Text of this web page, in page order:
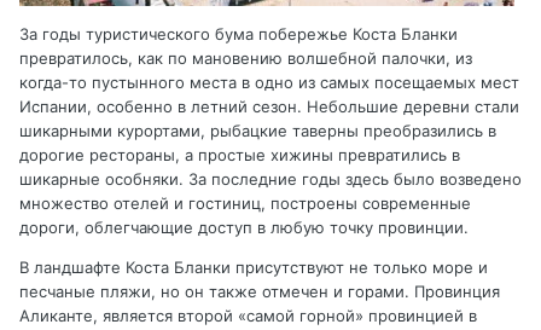
За годы туристического бума побережье Коста Бланки
превратилось, как по мановению волшебной палочки, из
когда-то пустынного места в одно из самых посещаемых мест
Испании, особенно в летний сезон. Небольшие деревни стали
шикарными курортами, рыбацкие таверны преобразились в
дорогие рестораны, а простые хижины превратились в
шикарные особняки. За последние годы здесь было возведено
множество отелей и гостиниц, построены современные
дороги, облегчающие доступ в любую точку провинции.
В ландшафте Коста Бланки присутствуют не только море и
песчаные пляжи, но он также отмечен и горами. Провинция
Аликанте, является второй «самой горной» провинцией в